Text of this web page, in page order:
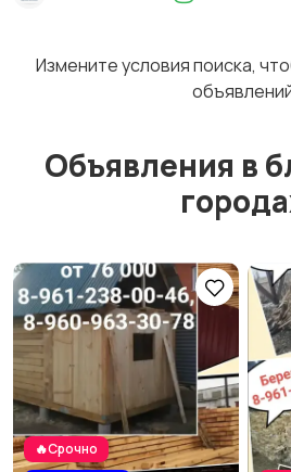
Измените условия поиска,
Объявления в
🔥Срочно